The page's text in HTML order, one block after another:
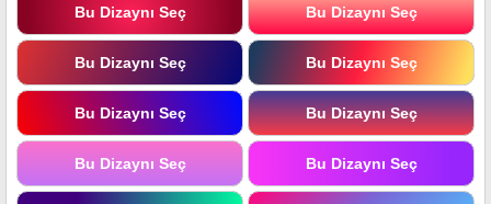
Bu Dizaynı Seç Bu Dizaynı Seç
Bu Dizaynı Seç Bu Dizaynı Seç
Bu Dizaynı Seç Bu Dizaynı Seç
Bu Dizaynı Seç Bu Dizaynı Seç